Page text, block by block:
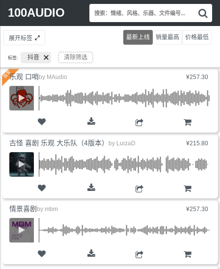
100AUDIO
Search
索
情
绪
乐
文
件
展开标签
标签: 抖音 清除筛选
最新上线 销量最高 价格最低
¥257.30
乐观 口哨 by MAudio
¥215.80
购物车
古怪 喜剧 乐观 大乐队（4版本） by LuizaD
¥257.30
购物车
情景喜剧 by mbm